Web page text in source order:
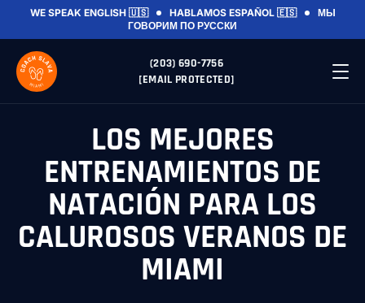
WE SPEAK ENGLISH 🇺🇸 HABLAMOS ESPAÑOL 🇪🇸
МЫ
ГОВОРИМ ПО РУССКИ
(203) 690-7756
[EMAIL PROTECTED]
LOS MEJORES
ENTRENAMIENTOS DE
NATACIÓN PARA LOS
CALUROSOS VERANOS DE
MIAMI